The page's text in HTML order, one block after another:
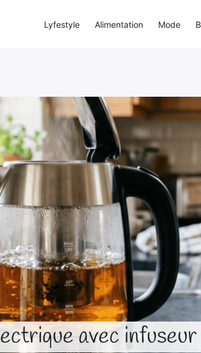
avec infuseur
Lyfestyle Alimentation Mode